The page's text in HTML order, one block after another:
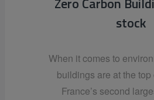
stock
When it comes to
buildings are at the top
France’s second